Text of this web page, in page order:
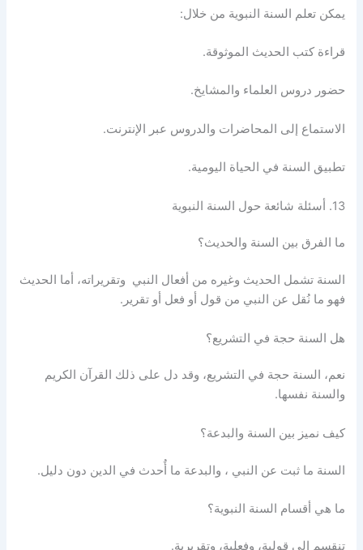
يمكن تعلم السنة النبوية من خلال:
قراءة كتب الحديث الموثوقة.
حضور دروس العلماء والمشايخ.
الاستماع إلى المحاضرات والدروس عبر الإنترنت.
تطبيق السنة في الحياة اليومية.
13. أسئلة شائعة حول السنة النبوية
ما الفرق بين السنة والحديث؟
السنة تشمل الحديث وغيره من أفعال النبي وتقريراته، أما الحديث
فهو ما نُقل عن النبي من قول أو فعل أو تقرير.
هل السنة حجة في التشريع؟
نعم، السنة حجة في التشريع، وقد دل على ذلك القرآن الكريم
والسنة نفسها.
كيف نميز بين السنة والبدعة؟
السنة ما ثبت عن النبي ، والبدعة ما أُحدث في الدين دون دليل.
ما هي أقسام السنة النبوية؟
تنقسم إلى قولية، وفعلية، وتقريرية.